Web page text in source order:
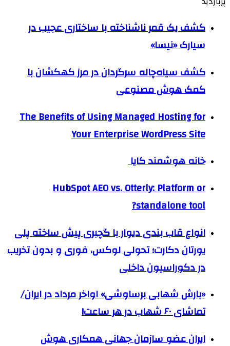
کشف یک قمر ناشناخته با ساختاری عجیب در
سیارک «نیسا»
کشف سیاه‌چاله سرگردان در مرز کهکشان با
کمک هوش مصنوعی
The Benefits of Using Managed Hosting for
Your Enterprise WordPress Site
خانه هوشمند کایا
HubSpot AEO vs. Otterly: Platform or
standalone tool?
انواع قاب بندی دیوار با گچبری پیش ساخته پلی
یورتان دکارت؛ تحولی لوکس، فوری و بدون تخریب
در دکوراسیون داخلی
«بارش شهابی برساوشی» اواخر مرداد در ایران/
تماشای ۶۰ شهاب در هر ساعت!
ایران عضو سازمان جهانی همکاری هوش